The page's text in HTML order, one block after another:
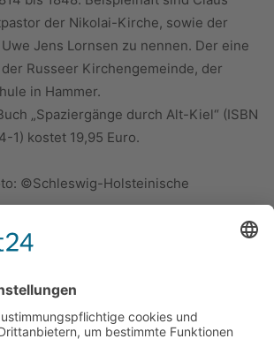
der Nikolai-Kirche, sowie der
Jens Lornsen zu nennen. Der eine
Russeer Kirchengemeinde, der
in Hammer.
„Spaziergänge durch Alt-Kiel“ (ISBN
1) kostet 19,95 Euro.
©Schleswig-Holsteinische